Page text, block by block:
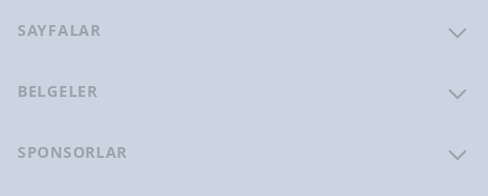
SAYFALAR
BELGELER
SPONSORLAR